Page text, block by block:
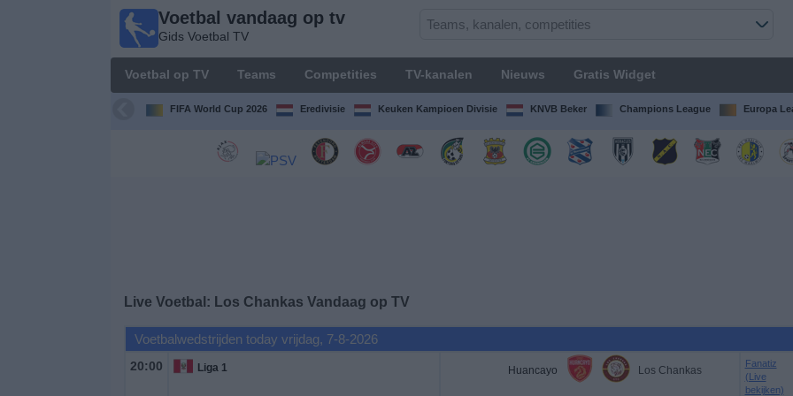
Voetbal vandaag op tv
Gids Voetbal TV
Voetbal op TV Teams Competities TV-kanalen Nieuws Gratis Widget
FIFA World Cup 2026 Eredivisie Keuken Kampioen Divisie KNVB Beker Champions League Europa
Live Voetbal: Los Chankas Vandaag op TV
Voetbalwedstrijden today vrijdag, 7-8-2026
20:00 Liga 1 Huancayo Los Chankas
Fanatiz
(Live
bekijken)